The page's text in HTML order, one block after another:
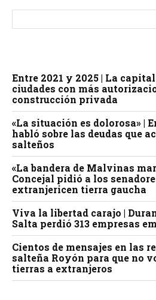
Entre 2021 y 2025 | La
ciudades con más
construcción privada
«La situación es dolorosa» |
habló sobre las deudas que
salteños
«La bandera de Malvinas
Concejal pidió a los
extranjericen tierra gaucha
Viva la libertad carajo |
Salta perdió 313 empresas
Cientos de mensajes en las
salteña Royón para que no
tierras a extranjeros